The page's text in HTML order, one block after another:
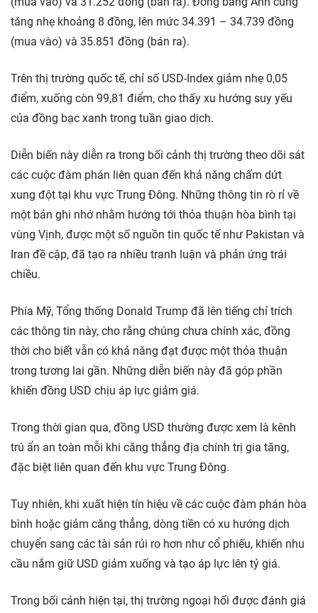
tăng nhẹ khoảng 8 đồng, lên mức 34.391 – 34.739 đồng
(mua vào) và 35.851 đồng (bán ra).
Trên thị trường quốc tế, chỉ số USD-Index giảm nhẹ 0,05
điểm, xuống còn 99,81 điểm, cho thấy xu hướng suy yếu
của đồng bạc xanh trong tuần giao dịch.
Diễn biến này diễn ra trong bối cảnh thị trường theo dõi sát
các cuộc đàm phán liên quan đến khả năng chấm dứt
xung đột tại khu vực Trung Đông. Những thông tin rò rỉ về
một bản ghi nhớ nhằm hướng tới thỏa thuận hòa bình tại
vùng Vịnh, được một số nguồn tin quốc tế như Pakistan và
Iran đề cập, đã tạo ra nhiều tranh luận và phản ứng trái
chiều.
Phía Mỹ, Tổng thống Donald Trump đã lên tiếng chỉ trích
các thông tin này, cho rằng chúng chưa chính xác, đồng
thời cho biết vẫn có khả năng đạt được một thỏa thuận
trong tương lai gần. Những diễn biến này đã góp phần
khiến đồng USD chịu áp lực giảm giá.
Trong thời gian qua, đồng USD thường được xem là kênh
trú ẩn an toàn mỗi khi căng thẳng địa chính trị gia tăng,
đặc biệt liên quan đến khu vực Trung Đông.
Tuy nhiên, khi xuất hiện tín hiệu về các cuộc đàm phán hòa
bình hoặc giảm căng thẳng, dòng tiền có xu hướng dịch
chuyển sang các tài sản rủi ro hơn như cổ phiếu, khiến nhu
cầu nắm giữ USD giảm xuống và tạo áp lực lên tỷ giá.
Trong bối cảnh hiện tại, thị trường ngoại hối được đánh giá